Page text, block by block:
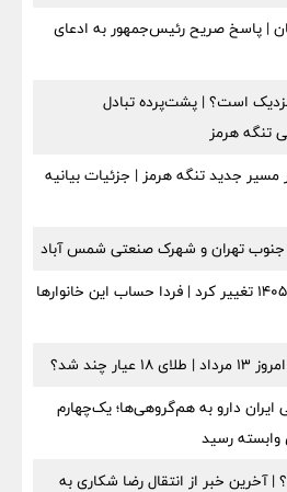
| پاسخ صریح رئیس‌جمهور به ادعای
نزدیک است؟ | پشت‌پرده تبادل
تنگه هرمز
مسیر جدید تنگه هرمز | جزئیات بیانیه
جنوب تهران و شهرک صنعتی شمس آباد
زمان واریز کالابرگ مرداد ۱۴۰۵ تغییر کرد | فردا حساب این خانوارها
چند شد؟
تومانی ایران دارو به هم‌گروهی‌ها؛ یک‌چهارم
رسید
آخرین خبر از انتقال رضا شکاری به